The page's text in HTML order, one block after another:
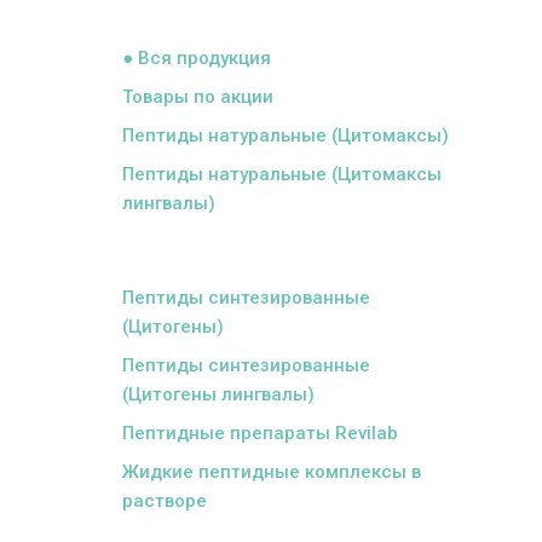
● Вся продукция
Товары по акции
Пептиды натуральные (Цитомаксы)
Пептиды натуральные (Цитомаксы
лингвалы)
Пептиды синтезированные
(Цитогены)
Пептиды синтезированные
(Цитогены лингвалы)
Пептидные препараты Revilab
Жидкие пептидные комплексы в
растворе